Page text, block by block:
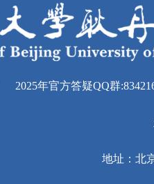
2025年官方答疑QQ群
地址：北